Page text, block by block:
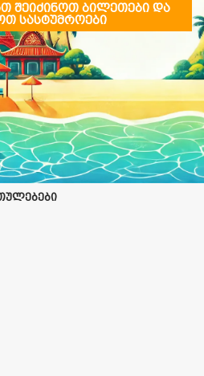
შეიძინოთ ბილეთები და
სასტუმროები